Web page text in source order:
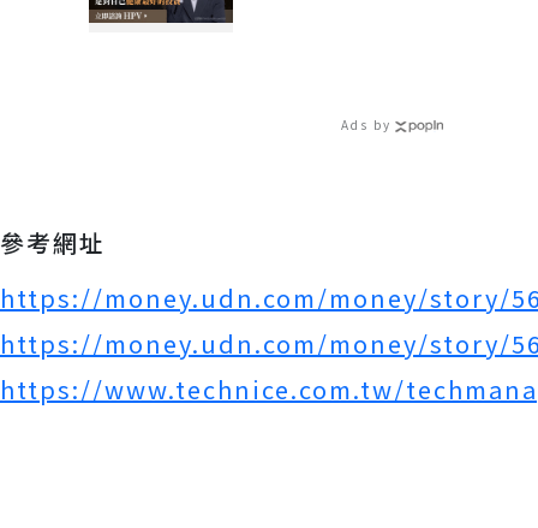
Ads by
參考網址
https://money.udn.com/money/story/
https://money.udn.com/money/story/
https://www.technice.com.tw/